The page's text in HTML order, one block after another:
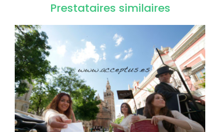
Prestataires similaires